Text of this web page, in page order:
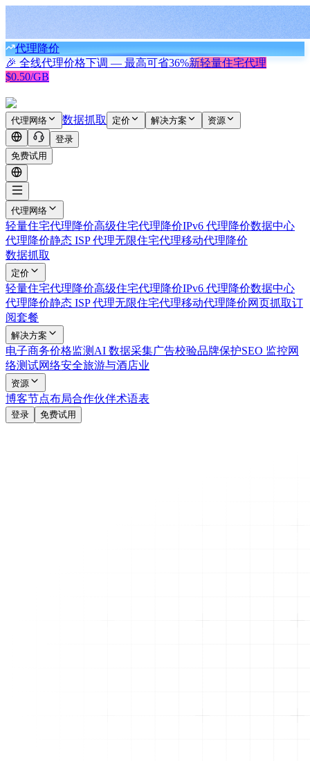
代理降价
🎉 全线代理价格下调 — 最高可省36%新轻量住宅代理
$0.50/GB
代理网络 数据抓取 定价 解决方案
资源
登录
免费试用
代理网络
轻量住宅代理降价高级住宅代理降价IPv6 代理降价数据中心
代理降价静态 ISP 代理无限住宅代理移动代理降价
数据抓取
定价
轻量住宅代理降价高级住宅代理降价IPv6 代理降价数据中心
代理降价静态 ISP 代理无限住宅代理移动代理降价网页抓取订
阅套餐
解决方案
电子商务价格监测 AI 数据采集广告校验品牌保护SEO 监控网
络测试网络安全旅游与酒店业
资源
博客节点布局合作伙伴术语表
登录 免费试用